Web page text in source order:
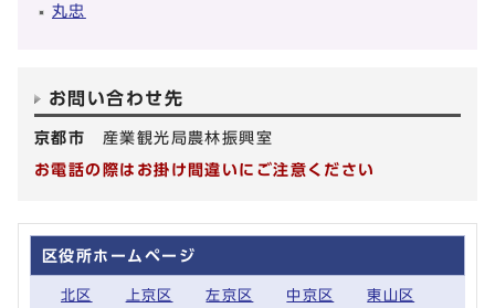
丸忠
お問い合わせ先
京都市 産業観光局農林振興室
お電話の際はお掛け間違いにご注意ください
区役所ホームページ
北区 上京区 左京区 中京区 東山区